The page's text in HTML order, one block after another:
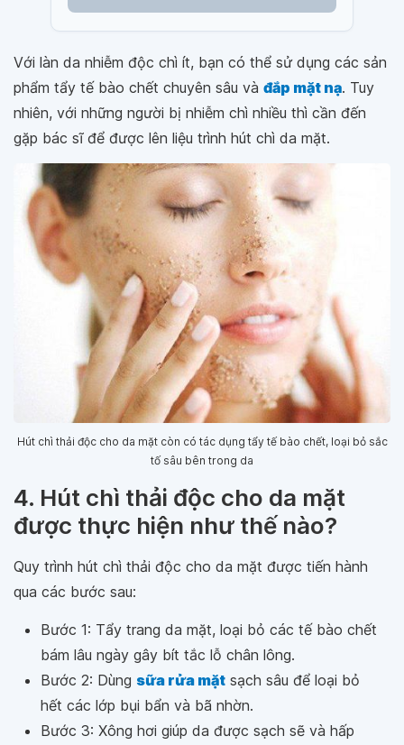
Với làn da nhiễm độc chì ít, bạn có thể sử dụng các sản
phẩm tẩy tế bào chết chuyên sâu và đắp mặt nạ. Tuy
nhiên, với những người bị nhiễm chì nhiều thì cần đến
gặp bác sĩ để được lên liệu trình hút chì da mặt.
Hút chì thải độc cho da mặt còn có tác dụng tẩy tế bào chết, loại bỏ sắc
tố sâu bên trong da
4. Hút chì thải độc cho da mặt
được thực hiện như thế nào?
Quy trình hút chì thải độc cho da mặt được tiến hành
qua các bước sau:
Bước 1: Tẩy trang da mặt, loại bỏ các tế bào chết
bám lâu ngày gây bít tắc lỗ chân lông.
Bước 2: Dùng sữa rửa mặt sạch sâu để loại bỏ
hết các lớp bụi bẩn và bã nhờn.
Bước 3: Xông hơi giúp da được sạch sẽ và hấp